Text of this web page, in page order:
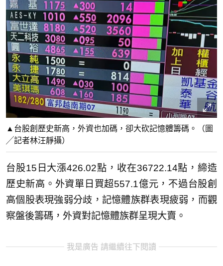
▲台股創歷史新高，外資也加碼，卻大砍記憶體籌碼。（圖
╱記者林汪靜攝）
台股15日大漲426.02點，收在36722.14點，締造
歷史新高。外資單日買超557.1億元，不過台股創
高個股表現強弱分歧，記憶體族群表現疲弱，而觀
察盤後籌碼，外資對記憶體族群呈現大賣。
我是廣告 請繼續往下閱讀